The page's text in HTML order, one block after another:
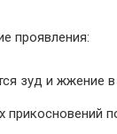
проявления:
зуд и жжение в